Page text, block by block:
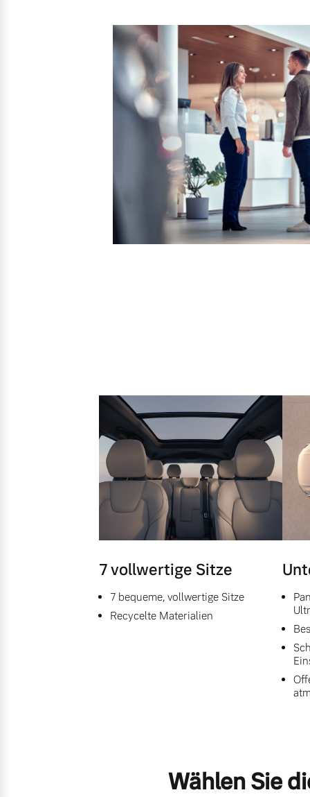
Mehr erfahren
Frühjahrscheck
Entdecken Sie unsere saisonalen
Mehr erfahren
Finanzierung & Leasing
7 vollwertige Sitze
7 bequeme, vollwertige Sitze
Recycelte Materialien
Wählen Sie